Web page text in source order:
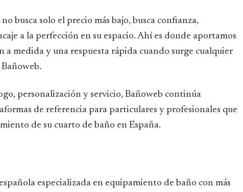
busca solo el precio más bajo, busca confianza,
a la perfección en su espacio. Ahí es donde aportamos
medida y una respuesta rápida cuando surge cualquier
personalización y servicio, Bañoweb continúa
de referencia para particulares y profesionales que
de su cuarto de baño en España.
especializada en equipamiento de baño con más